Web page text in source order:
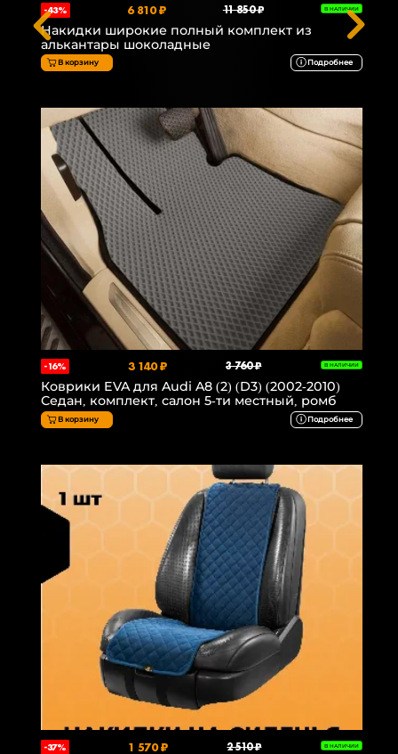
-43% 6 810 ₽ 11 850 ₽ В НАЛИЧИИ
Накидки широкие полный комплект из
алькантары шоколадные
В корзину Подробнее
-16% 3 140 ₽ 3 760 ₽ В НАЛИЧИИ
Коврики EVA для Audi A8 (2) (D3) (2002-2010)
Седан, комплект, салон 5-ти местный, ромб
В корзину Подробнее
-37% 1 570 ₽ 2 510 ₽ В НАЛИЧИИ